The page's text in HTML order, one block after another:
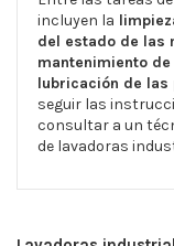
incluyen la
del estado de las
mantenimiento
lubricación de las
seguir las
consultar a un
de lavadoras